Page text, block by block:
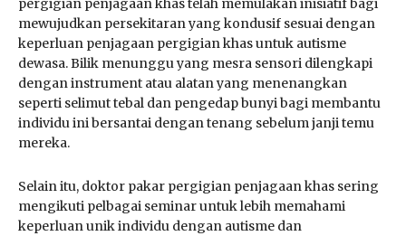
pergigian penjagaan khas telah memulakan inisiatif bagi
mewujudkan persekitaran yang kondusif sesuai dengan
keperluan penjagaan pergigian khas untuk autisme
dewasa. Bilik menunggu yang mesra sensori dilengkapi
dengan instrument atau alatan yang menenangkan
seperti selimut tebal dan pengedap bunyi bagi membantu
individu ini bersantai dengan tenang sebelum janji temu
mereka.
Selain itu, doktor pakar pergigian penjagaan khas sering
mengikuti pelbagai seminar untuk lebih memahami
keperluan unik individu dengan autisme dan